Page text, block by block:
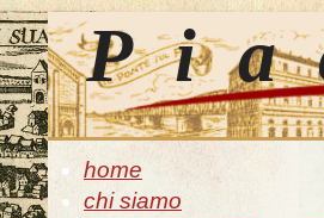
home
chi siamo